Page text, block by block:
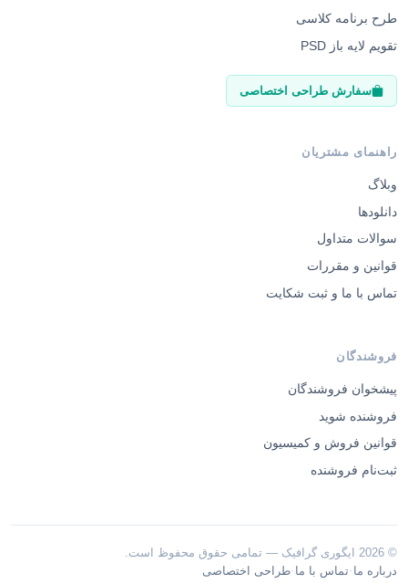
طرح برنامه کلاسی
تقویم لایه باز PSD
سفارش طراحی اختصاصی
راهنمای مشتریان
وبلاگ
دانلودها
سوالات متداول
قوانین و مقررات
تماس با ما و ثبت شکایت
فروشندگان
پیشخوان فروشندگان
فروشنده شوید
قوانین فروش و کمیسیون
ثبت‌نام فروشنده
© 2026 ایگوری گرافیک — تمامی حقوق محفوظ است.
درباره ما ·تماس با ما ·طراحی اختصاصی